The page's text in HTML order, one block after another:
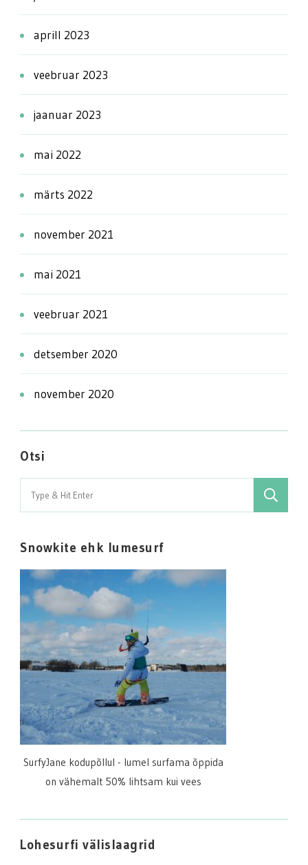
aprill 2023
veebruar 2023
jaanuar 2023
mai 2022
märts 2022
november 2021
mai 2021
veebruar 2021
detsember 2020
november 2020
Otsi
Search
for:
Snowkite ehk lumesurf
SurfyJane kodupõllul - lumel surfama õppida
on vähemalt 50% lihtsam kui vees
Lohesurfi välislaagrid